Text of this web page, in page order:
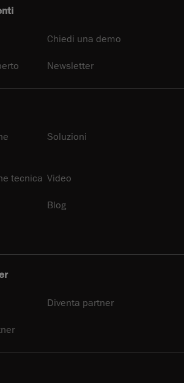
Chiedi una demo
Newsletter
Soluzioni
tecnica Video
Blog
Diventa partner